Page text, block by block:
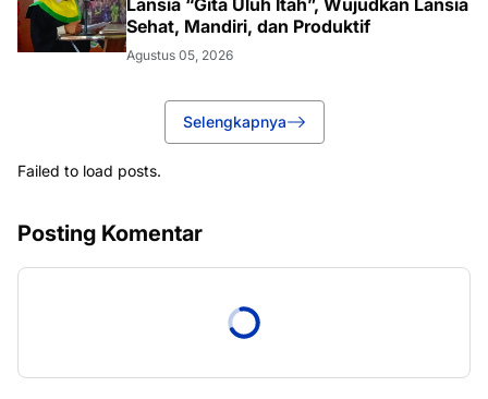
Lansia “Gita Uluh Itah”, Wujudkan Lansia
Sehat, Mandiri, dan Produktif
Agustus 05, 2026
Selengkapnya
Failed to load posts.
Posting Komentar